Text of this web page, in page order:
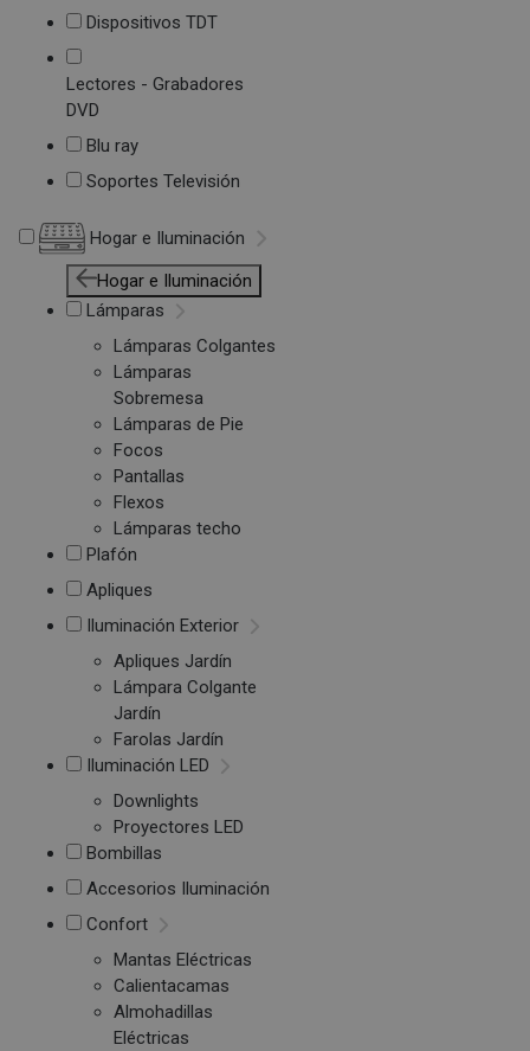
Dispositivos TDT
Lectores - Grabadores
DVD
Blu ray
Soportes Televisión
Hogar e Iluminación
Hogar e Iluminación
Lámparas
Lámparas Colgantes
Lámparas
Sobremesa
Lámparas de Pie
Focos
Pantallas
Flexos
Lámparas techo
Plafón
Apliques
Iluminación Exterior
Apliques Jardín
Lámpara Colgante
Jardín
Farolas Jardín
Iluminación LED
Downlights
Proyectores LED
Bombillas
Accesorios Iluminación
Confort
Mantas Eléctricas
Calientacamas
Almohadillas
Eléctricas